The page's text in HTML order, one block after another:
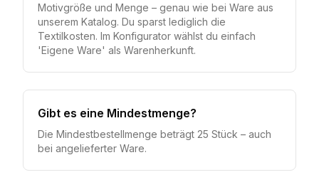
Motivgröße und Menge – genau wie bei Ware aus
unserem Katalog. Du sparst lediglich die
Textilkosten. Im Konfigurator wählst du einfach
'Eigene Ware' als Warenherkunft.
Gibt es eine Mindestmenge?
Die Mindestbestellmenge beträgt 25 Stück – auch
bei angelieferter Ware.